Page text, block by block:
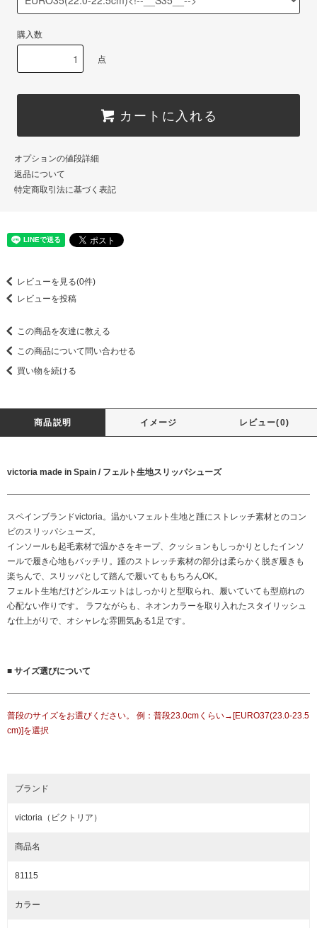
購入数
点
カートに入れる
オプションの値段詳細
返品について
特定商取引法に基づく表記
レビューを見る(0件)
レビューを投稿
この商品を友達に教える
この商品について問い合わせる
買い物を続ける
商品説明 イメージ レビュー(0)
victoria made in Spain / フェルト生地スリッパシューズ
スペインブランドvictoria。温かいフェルト生地と踵にストレッチ素材とのコン
ビのスリッパシューズ。
インソールも起毛素材で温かさをキープ、クッションもしっかりとしたインソ
ールで履き心地もバッチリ。踵のストレッチ素材の部分は柔らかく脱ぎ履きも
楽ちんで、スリッパとして踏んで履いてももちろんOK。
フェルト生地だけどシルエットはしっかりと型取られ、履いていても型崩れの
心配ない作りです。 ラフながらも、ネオンカラーを取り入れたスタイリッシュ
な仕上がりで、オシャレな雰囲気ある1足です。
■ サイズ選びについて
普段のサイズをお選びください。 例：普段23.0cmくらい→[EURO37(23.0-23.5
cm)]を選択
ブランド
victoria（ビクトリア）
商品名
81115
カラー